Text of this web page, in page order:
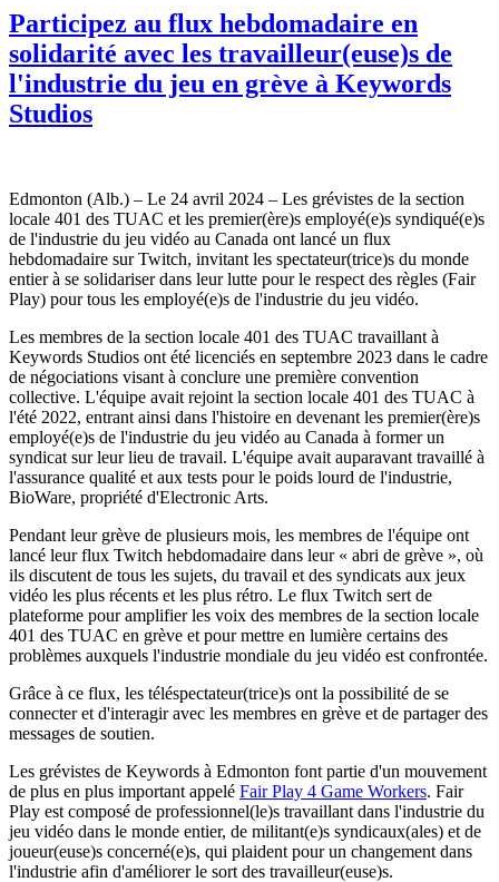
Participez au flux hebdomadaire en
solidarité avec les travailleur(euse)s de
l'industrie du jeu en grève à Keywords
Studios
Edmonton (Alb.) – Le 24 avril 2024 – Les grévistes de la section
locale 401 des TUAC et les premier(ère)s employé(e)s syndiqué(e)s
de l'industrie du jeu vidéo au Canada ont lancé un flux
hebdomadaire sur Twitch, invitant les spectateur(trice)s du monde
entier à se solidariser dans leur lutte pour le respect des règles (Fair
Play) pour tous les employé(e)s de l'industrie du jeu vidéo.
Les membres de la section locale 401 des TUAC travaillant à
Keywords Studios ont été licenciés en septembre 2023 dans le cadre
de négociations visant à conclure une première convention
collective. L'équipe avait rejoint la section locale 401 des TUAC à
l'été 2022, entrant ainsi dans l'histoire en devenant les premier(ère)s
employé(e)s de l'industrie du jeu vidéo au Canada à former un
syndicat sur leur lieu de travail. L'équipe avait auparavant travaillé à
l'assurance qualité et aux tests pour le poids lourd de l'industrie,
BioWare, propriété d'Electronic Arts.
Pendant leur grève de plusieurs mois, les membres de l'équipe ont
lancé leur flux Twitch hebdomadaire dans leur « abri de grève », où
ils discutent de tous les sujets, du travail et des syndicats aux jeux
vidéo les plus récents et les plus rétro. Le flux Twitch sert de
plateforme pour amplifier les voix des membres de la section locale
401 des TUAC en grève et pour mettre en lumière certains des
problèmes auxquels l'industrie mondiale du jeu vidéo est confrontée.
Grâce à ce flux, les téléspectateur(trice)s ont la possibilité de se
connecter et d'interagir avec les membres en grève et de partager des
messages de soutien.
Les grévistes de Keywords à Edmonton font partie d'un mouvement
de plus en plus important appelé Fair Play 4 Game Workers. Fair
Play est composé de professionnel(le)s travaillant dans l'industrie du
jeu vidéo dans le monde entier, de militant(e)s syndicaux(ales) et de
joueur(euse)s concerné(e)s, qui plaident pour un changement dans
l'industrie afin d'améliorer le sort des travailleur(euse)s.